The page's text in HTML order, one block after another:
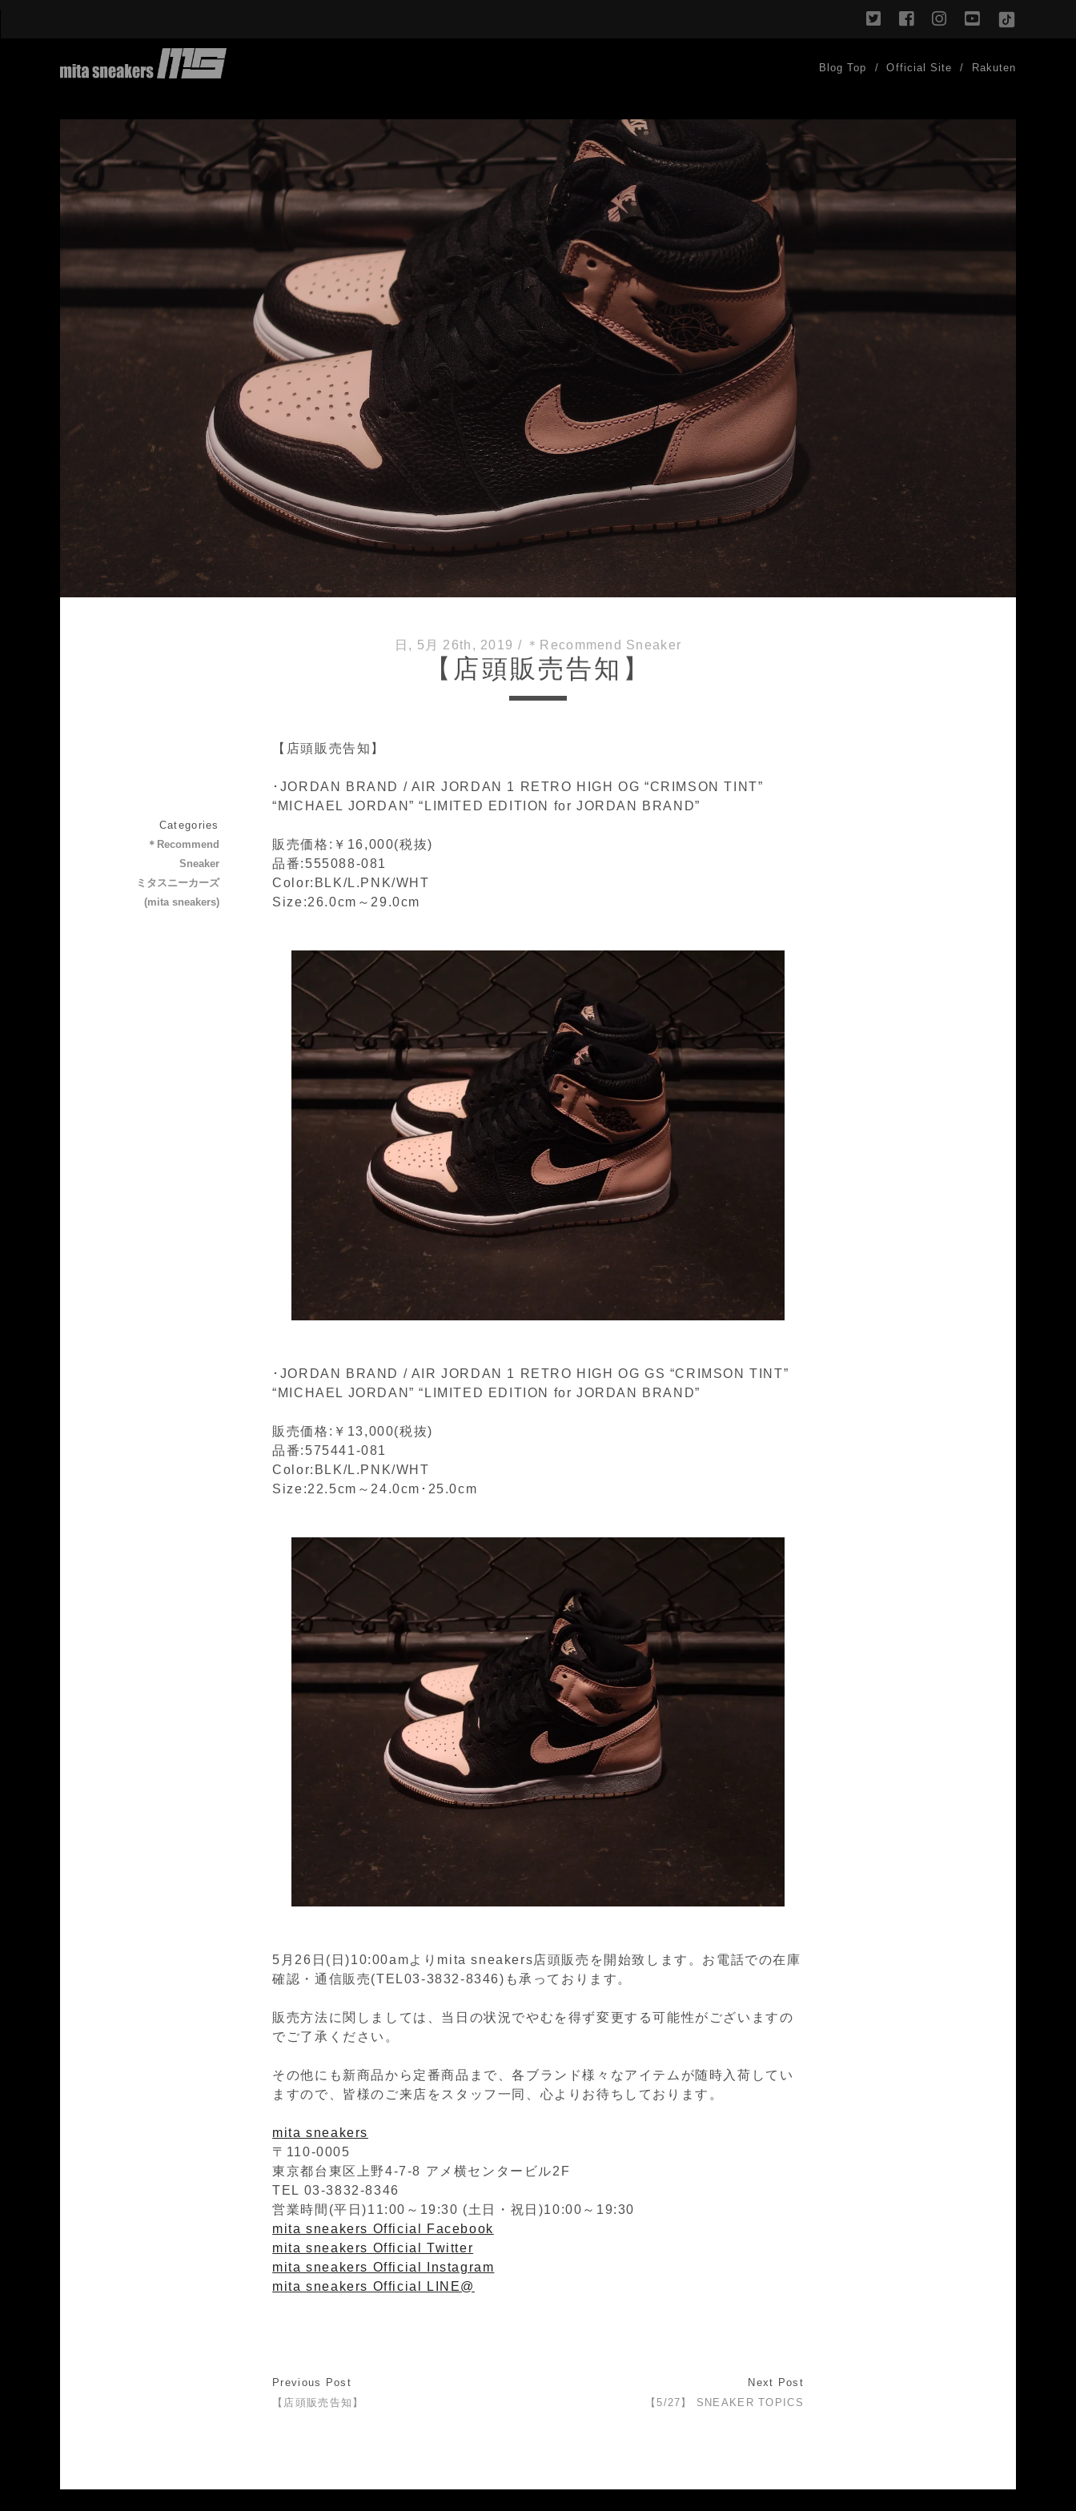
twitterfacebookinstagram
youtube
TikTok
Blog Top Official Site Rakuten
日, 5月 26th, 2019 / ＊Recommend Sneaker
【店頭販売告知】
【店頭販売告知】
･JORDAN BRAND / AIR JORDAN 1 RETRO HIGH OG “CRIMSON TINT”
“MICHAEL JORDAN” “LIMITED EDITION for JORDAN BRAND”
販売価格:￥16,000(税抜)
品番:555088-081
Color:BLK/L.PNK/WHT
Size:26.0cm～29.0cm
･JORDAN BRAND / AIR JORDAN 1 RETRO HIGH OG GS “CRIMSON TINT”
“MICHAEL JORDAN” “LIMITED EDITION for JORDAN BRAND”
販売価格:￥13,000(税抜)
品番:575441-081
Color:BLK/L.PNK/WHT
Size:22.5cm～24.0cm･25.0cm
5月26日(日)10:00amよりmita sneakers店頭販売を開始致します。お電話での在庫
確認・通信販売(TEL03-3832-8346)も承っております。
販売方法に関しましては、当日の状況でやむを得ず変更する可能性がございますの
でご了承ください。
その他にも新商品から定番商品まで、各ブランド様々なアイテムが随時入荷してい
ますので、皆様のご来店をスタッフ一同、心よりお待ちしております。
mita sneakers
〒110-0005
東京都台東区上野4-7-8 アメ横センタービル2F
TEL 03-3832-8346
営業時間(平日)11:00～19:30 (土日・祝日)10:00～19:30
mita sneakers Official Facebook
mita sneakers Official Twitter
mita sneakers Official Instagram
mita sneakers Official LINE@
Previous Post
【店頭販売告知】
Next Post
【5/27】 SNEAKER TOPICS
Categories
＊Recommend
Sneaker
ミタスニーカーズ
(mita sneakers)